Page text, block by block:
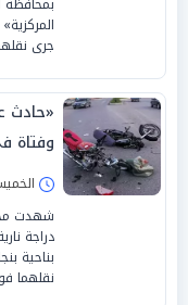
جرى
«حادث
وفتاة
الخميس 30/يوليو/
شهدت
دراجة
بناحية
نقلهما